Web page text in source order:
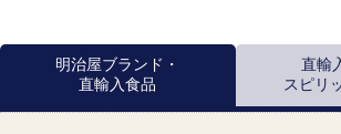
明治屋ブランド・
直輸入食品
直輸
スピリ